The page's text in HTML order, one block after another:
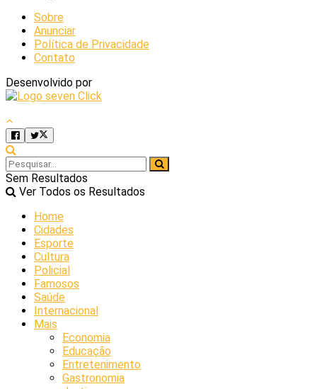
Sobre
Anunciar
Política de Privacidade
Contato
Desenvolvido por
Sem Resultados
Ver Todos os Resultados
Home
Cidades
Esporte
Cultura
Policial
Famosos
Saúde
Internacional
Mais
Economia
Educação
Entretenimento
Gastronomia